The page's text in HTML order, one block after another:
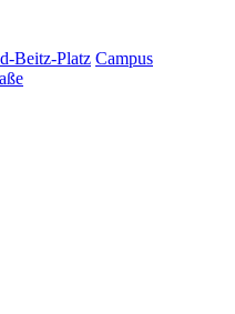
Beitz-Platz Campus